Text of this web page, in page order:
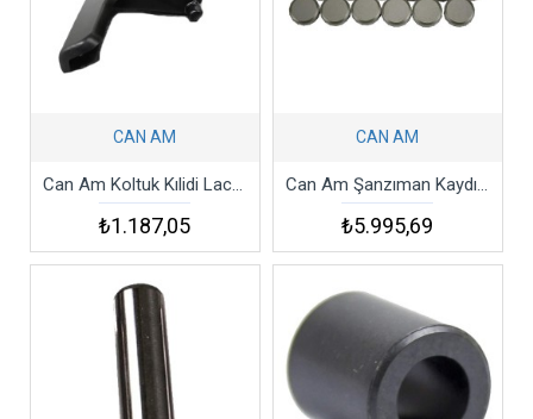
CAN AM
Can Am Koltuk Kılidi Lacth
₺1.187,05
CAN AM
Can Am Şanzıman Kaydırıcı Pabuç Takımı 2011- 2017 Outlander Slıder Shoe Set 1 Set 12 Shoes
₺5.995,69